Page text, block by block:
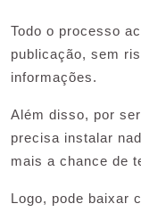
Todo o processo
publicação, sem
informações.
Além disso, por
precisa instalar
mais a chance de
Logo, pode baixar